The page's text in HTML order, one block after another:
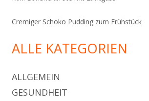
Cremiger Schoko Pudding zum Frühstück
ALLE KATEGORIEN
ALLGEMEIN
GESUNDHEIT